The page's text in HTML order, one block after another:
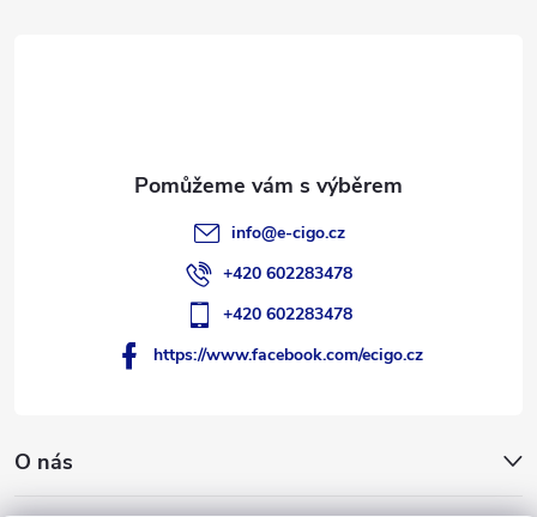
O nás
info@e-cigo.cz
+420 602283478
+420 602283478
https://www.facebook.com/ecigo.cz